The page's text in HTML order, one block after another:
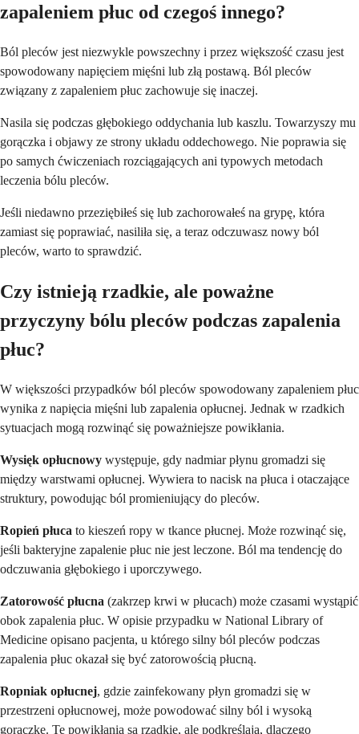
zapaleniem płuc od czegoś innego?
Ból pleców jest niezwykle powszechny i przez większość czasu jest
spowodowany napięciem mięśni lub złą postawą. Ból pleców
związany z zapaleniem płuc zachowuje się inaczej.
Nasila się podczas głębokiego oddychania lub kaszlu. Towarzyszy mu
gorączka i objawy ze strony układu oddechowego. Nie poprawia się
po samych ćwiczeniach rozciągających ani typowych metodach
leczenia bólu pleców.
Jeśli niedawno przeziębiłeś się lub zachorowałeś na grypę, która
zamiast się poprawiać, nasiliła się, a teraz odczuwasz nowy ból
pleców, warto to sprawdzić.
Czy istnieją rzadkie, ale poważne
przyczyny bólu pleców podczas zapalenia
płuc?
W większości przypadków ból pleców spowodowany zapaleniem płuc
wynika z napięcia mięśni lub zapalenia opłucnej. Jednak w rzadkich
sytuacjach mogą rozwinąć się poważniejsze powikłania.
Wysięk opłucnowy występuje, gdy nadmiar płynu gromadzi się
między warstwami opłucnej. Wywiera to nacisk na płuca i otaczające
struktury, powodując ból promieniujący do pleców.
Ropień płuca to kieszeń ropy w tkance płucnej. Może rozwinąć się,
jeśli bakteryjne zapalenie płuc nie jest leczone. Ból ma tendencję do
odczuwania głębokiego i uporczywego.
Zatorowość płucna (zakrzep krwi w płucach) może czasami wystąpić
obok zapalenia płuc. W opisie przypadku w National Library of
Medicine opisano pacjenta, u którego silny ból pleców podczas
zapalenia płuc okazał się być zatorowością płucną.
Ropniak opłucnej, gdzie zainfekowany płyn gromadzi się w
przestrzeni opłucnowej, może powodować silny ból i wysoką
gorączkę. Te powikłania są rzadkie, ale podkreślają, dlaczego